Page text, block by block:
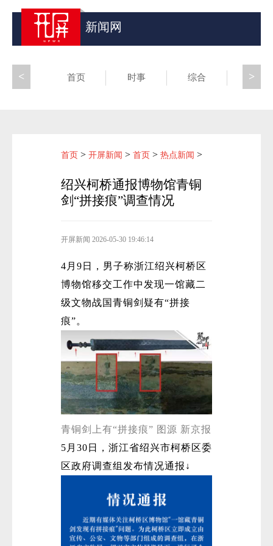
新闻网
首页 时事 综合 昆滇
>
<
首页 > 开屏新闻 > 首页 > 热点新闻 >
绍兴柯桥通报博物馆青铜
剑“拼接痕”调查情况
开屏新闻 2026-05-30 19:46:14
4月9日，男子称浙江绍兴柯桥区
博物馆移交工作中发现一馆藏二
级文物战国青铜剑疑有“拼接
痕”。
青铜剑上有“拼接痕” 图源 新京报
5月30日，浙江省绍兴市柯桥区委
区政府调查组发布情况通报↓